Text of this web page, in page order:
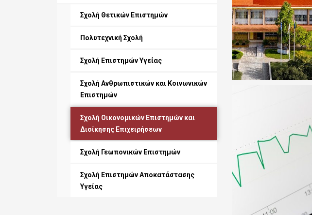
Σχολή Θετικών Επιστημών
Πολυτεχνική Σχολή
Σχολή Επιστημών Υγείας
Σχολή Ανθρωπιστικών και Κοινωνικών
Επιστημών
Σχολή Οικονομικών Επιστημών και
Διοίκησης Επιχειρήσεων
Σχολή Γεωπονικών Επιστημών
Σχολή Επιστημών Αποκατάστασης
Υγείας